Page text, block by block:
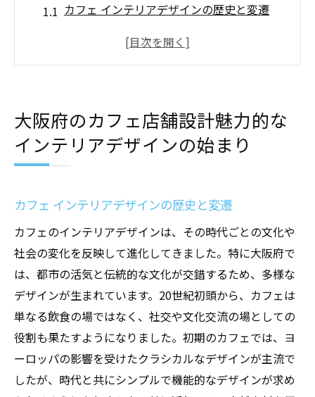
カフェ インテリアデザインの歴史と変遷
大阪府におけるカフェデザインのトレンド
大阪府におけるカフェインテリアの文化的
影響
体験
デザインがカフェのブランドに与える影響
機能性とデザインの融合を図る
視覚的魅力と快適性のバランス
材料と色彩が与える心理的効果
大阪府のカフェインテリアに求められる要
素
大阪府のカフェ店舗設計魅力的な
インテリアデザインの始まり
カフェ インテリアデザインの歴史と変遷
カフェのインテリアデザインは、その時代ごとの文化や
社会の変化を反映して進化してきました。特に大阪府で
は、都市の活気と伝統的な文化が交錯するため、多様な
デザインが生まれています。20世紀初頭から、カフェは
単なる飲食の場ではなく、社交や文化交流の場としての
役割も果たすようになりました。初期のカフェでは、ヨ
ーロッパの影響を受けたクラシカルなデザインが主流で
したが、時代と共にシンプルで機能的なデザインが求め